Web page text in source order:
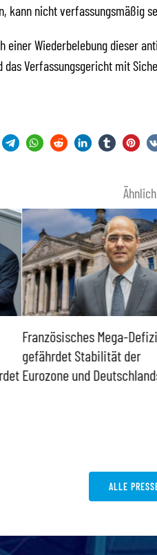
kann nicht verfassungsmäßig
einer Wiederbelebung dieser
das Verfassungsgericht mit
Französisches Mega-
gefährdet Stabilität der
Eurozone und
ALLE